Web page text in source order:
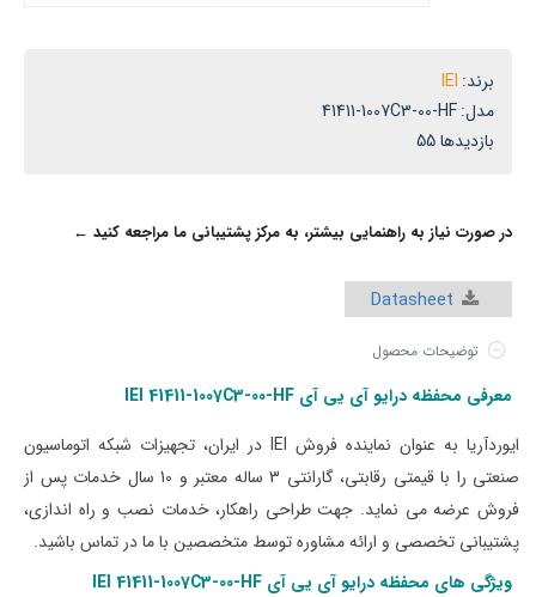
برند: IEI
مدل:41411-1007C3-00-HF
بازدیدها 55
در صورت نیاز به راهنمایی بیشتر، به مرکز پشتیبانی ما مراجعه کنید ←
Datasheet
توضیحات محصول
معرفی محفظه درایو آی یی آی IEI 41411-1007C3-00-HF
ایوردآریا به عنوان نماینده فروش IEI در ایران، تجهیزات شبکه اتوماسیون
صنعتی را با قیمتی‌ رقابتی، گارانتی 3 ساله معتبر و 10 سال خدمات پس از
فروش عرضه می نماید. جهت طراحی راهکار، خدمات نصب و راه اندازی،
پشتیبانی تخصصی و ارائه مشاوره توسط متخصصین با ما در تماس باشید.
ویژگی های محفظه درایو آی یی آی IEI 41411-1007C3-00-HF